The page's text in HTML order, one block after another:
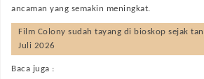
ancaman yang semakin meningkat.
Film Colony sudah tayang di bioskop sejak
Juli 2026
Baca juga :